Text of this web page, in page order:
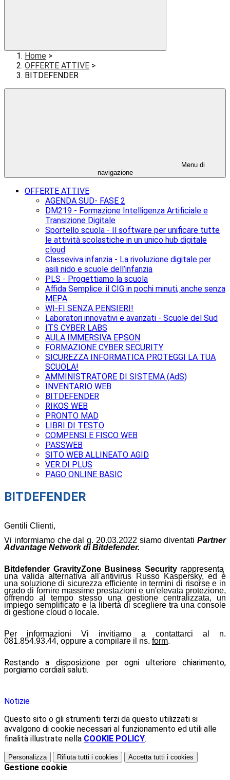
Home >
OFFERTE ATTIVE >
BITDEFENDER
Menu di
navigazione
OFFERTE ATTIVE
AGENDA SUD- FASE 2
DM219 - Formazione Intelligenza Artificiale e
Transizione Digitale
Sportello scuola - Il software per unificare tutte
le attività scolastiche in un unico hub digitale
cloud
Classeviva infanzia - La rivoluzione digitale per
asili nido e scuole dell’infanzia
PLS - Progettiamo la scuola
Affida Semplice: il CIG in pochi minuti, anche senza
MEPA
WI-FI SENZA PENSIERI!
Laboratori innovativi e avanzati - Scuole del Sud
ITS CYBER LABS
AULA IMMERSIVA EPSON
FORMAZIONE CYBER SECURITY
SICUREZZA INFORMATICA PROTEGGI LA TUA
SCUOLA!
AMMINISTRATORE DI SISTEMA (AdS)
INVENTARIO WEB
BITDEFENDER
RIKOS WEB
PRONTO MAD
LIBRI DI TESTO
COMPENSI E FISCO WEB
PASSWEB
SITO WEB ALLINEATO AGID
VER.DI PLUS
PAGO ONLINE BASIC
BITDEFENDER
Gentili Clienti,
Vi informiamo che dal g. 20.03.2022 siamo diventati Partner
Advantage Network di Bitdefender.
Bitdefender GravityZone Business Securityrappresenta
una valida alternativa all'antivirus Russo Kaspersky, ed è
una soluzione di sicurezza efficiente in termini di risorse e in
grado di fornire massime prestazioni e un'elevata protezione,
offrendo al tempo stesso una gestione centralizzata, un
impiego semplificato e la libertà di scegliere tra una console
di gestione cloud o locale.
Per informazioni Vi invitiamo a contattarci al n.
081.854.93.44, oppure a compilare il ns. form.
Restando a disposizione per ogni ulteriore chiarimento,
porgiamo cordiali saluti.
Notizie
Questo sito o gli strumenti terzi da questo utilizzati si
avvalgono di cookie necessari al funzionamento ed utili alle
finalità illustrate nella COOKIE POLICY.
Personalizza Rifiuta tutti i cookies Accetta tutti i cookies
Gestione cookie